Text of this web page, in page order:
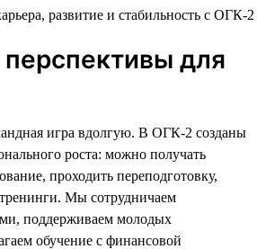
перспективы для
игра вдолгую. В ОГК-2 созданы
роста: можно получать
проходить переподготовку,
Мы сотрудничаем
поддерживаем молодых
обучение с финансовой